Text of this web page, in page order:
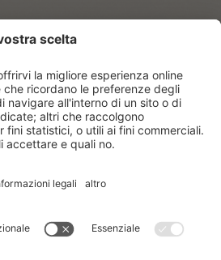
norme sulla protezione dei dati.
. Informativa privacy
.